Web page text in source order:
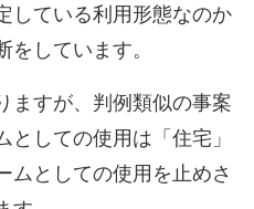
している利用形態なのか
しています。
すが、判例類似の事案
しての使用は「住宅」
ムとしての使用を止めさ